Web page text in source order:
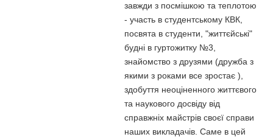
завжди з посмішкою та теплотою
- участь в студентському КВК,
посвята в студенти, "життєйські"
будні в гуртожитку №3,
знайомство з друзями (дружба з
якими з роками все зростає ),
здобуття неоціненного життєвого
та наукового досвіду від
справжніх майстрів своєї справи
наших викладачів. Саме в цей